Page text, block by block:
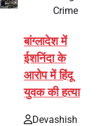
Crime
बांग्लादेश में
ईशनिंदा के
आरोप में हिंदू
युवक की हत्या
Devashish